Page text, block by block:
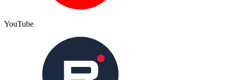
YouTube